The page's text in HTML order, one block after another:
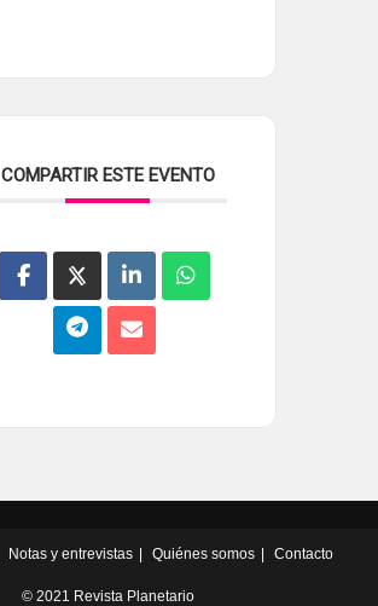
COMPARTIR ESTE EVENTO
Notas y entrevistas Quiénes somos Contacto
© 2021 Revista Planetario